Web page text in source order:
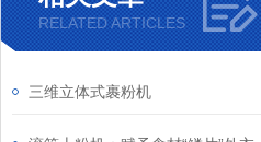
RELATED ARTICLES
三维立体式裹粉机